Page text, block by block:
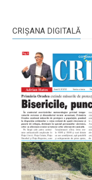
CRIŞANA DIGITALĂ